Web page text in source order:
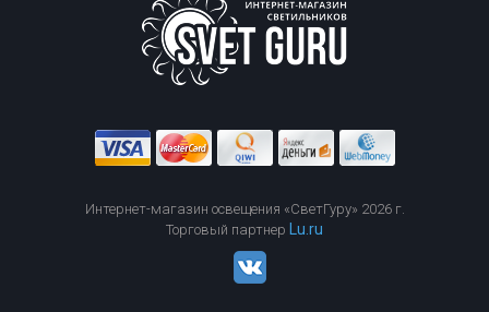
Интернет-магазин освещения «СветГуру» 2026 г.
Торговый партнер Lu.ru